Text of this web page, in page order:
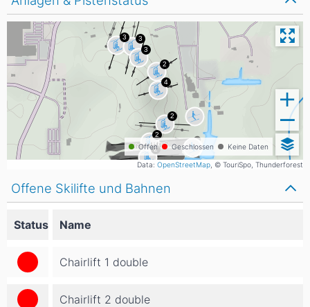
Offen Geschlossen Keine Daten
Data: OpenStreetMap , © TouriSpo, Thunderforest
Offene Skilifte und Bahnen
Status Name
Chairlift 1 double
Chairlift 2 double